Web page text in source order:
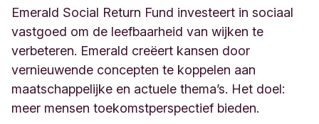
Emerald Social Return Fund investeert in sociaal
vastgoed om de leefbaarheid van wijken te
verbeteren. Emerald creëert kansen door
vernieuwende concepten te koppelen aan
maatschappelijke en actuele thema’s. Het doel:
meer mensen toekomstperspectief bieden.